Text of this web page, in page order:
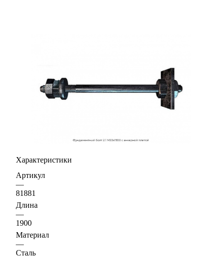
Характеристики
Артикул
—
81881
Длина
—
1900
Материал
—
Сталь